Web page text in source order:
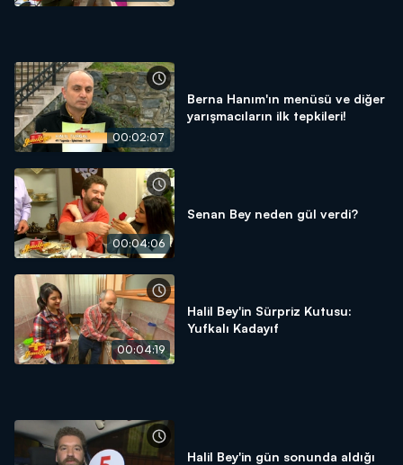
00:02:07
Berna Hanım'ın menüsü ve diğer
yarışmacıların ilk tepkileri!
00:04:06
Senan Bey neden gül verdi?
00:04:19
Halil Bey'in Sürpriz Kutusu:
Yufkalı Kadayıf
Halil Bey'in gün sonunda aldığı